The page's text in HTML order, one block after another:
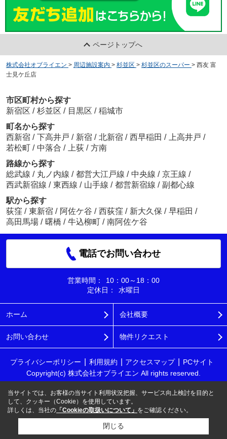
ページトップへ
株式会社オブライエン > 周辺施設案内 > 杉並区 > 杉並区のスーパー > 西友 富
士見ケ丘店
市区町村から探す
新宿区 / 杉並区 / 目黒区 / 稲城市
町名から探す
西新宿 / 下高井戸 / 新宿 / 北新宿 / 西早稲田 / 上高井戸 /
若松町 / 中落合 / 上荻 / 方南
路線から探す
総武線 / 丸ノ内線 / 都営大江戸線 / 中央線 / 京王線 /
西武新宿線 / 東西線 / 山手線 / 都営新宿線 / 副都心線
駅から探す
荻窪 / 東新宿 / 阿佐ケ谷 / 西荻窪 / 新大久保 / 早稲田 /
高田馬場 / 曙橋 / 牛込柳町 / 南阿佐ケ谷
電話でお問い合わせ
営業時間：
10：00～18：00
定休日：
水曜日
ホーム 会社概要
お問い合わせ 物件リクエスト
プライバシーポリシー 利用規約 アクセスマップ
PCサイト
Copyright(c) 株式会社オブライエン All rights reserved.
当サイトでは、お客様の当サイト利用状況把握、サービス向上検討を目的と
して、クッキー（Cookie）を使用しています。
詳しくは、当社の 「Cookieの取扱いについて」 をご確認ください。
閉じる